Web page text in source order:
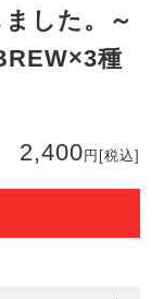
ました。～
種
2,400円 [税込]